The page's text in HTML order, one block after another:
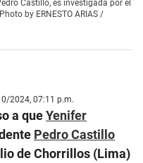
Castillo, es investigada por el
by ERNESTO ARIAS /
2024, 07:11 p.m.
a queYenifer
Pedro Castillo
de Chorrillos (Lima)